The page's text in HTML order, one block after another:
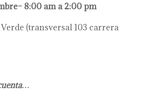
8:00 am a 2:00 pm
(transversal 103 carrera